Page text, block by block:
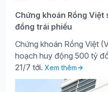
Chứng khoán Rồng
đồng trái phiếu
Chứng khoán Rồng Việt
hoạch huy động 500 tỷ
21/7 tới. Xem thêm